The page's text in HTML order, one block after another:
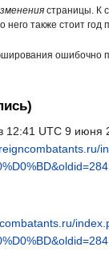
страницы. К
него также стоит год
ошибочно
UTC 9